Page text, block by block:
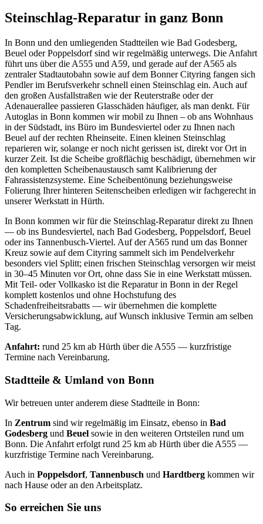
Steinschlag-Reparatur in ganz Bonn
In Bonn und den umliegenden Stadtteilen wie Bad Godesberg,
Beuel oder Poppelsdorf sind wir regelmäßig unterwegs. Die Anfahrt
führt uns über die A555 und A59, und gerade auf der A565 als
zentraler Stadtautobahn sowie auf dem Bonner Cityring fangen sich
Pendler im Berufsverkehr schnell einen Steinschlag ein. Auch auf
den großen Ausfallstraßen wie der Reuterstraße oder der
Adenauerallee passieren Glasschäden häufiger, als man denkt. Für
Autoglas in Bonn kommen wir mobil zu Ihnen – ob ans Wohnhaus
in der Südstadt, ins Büro im Bundesviertel oder zu Ihnen nach
Beuel auf der rechten Rheinseite. Einen kleinen Steinschlag
reparieren wir, solange er noch nicht gerissen ist, direkt vor Ort in
kurzer Zeit. Ist die Scheibe großflächig beschädigt, übernehmen wir
den kompletten Scheibenaustausch samt Kalibrierung der
Fahrassistenzsysteme. Eine Scheibentönung beziehungsweise
Folierung Ihrer hinteren Seitenscheiben erledigen wir fachgerecht in
unserer Werkstatt in Hürth.
In Bonn kommen wir für die Steinschlag-Reparatur direkt zu Ihnen
— ob ins Bundesviertel, nach Bad Godesberg, Poppelsdorf, Beuel
oder ins Tannenbusch-Viertel. Auf der A565 rund um das Bonner
Kreuz sowie auf dem Cityring sammelt sich im Pendelverkehr
besonders viel Splitt; einen frischen Steinschlag versorgen wir meist
in 30–45 Minuten vor Ort, ohne dass Sie in eine Werkstatt müssen.
Mit Teil- oder Vollkasko ist die Reparatur in Bonn in der Regel
komplett kostenlos und ohne Hochstufung des
Schadenfreiheitsrabatts — wir übernehmen die komplette
Versicherungsabwicklung, auf Wunsch inklusive Termin am selben
Tag.
Anfahrt: rund 25 km ab Hürth über die A555 — kurzfristige
Termine nach Vereinbarung.
Stadtteile & Umland von Bonn
Wir betreuen unter anderem diese Stadtteile in Bonn:
In Zentrum sind wir regelmäßig im Einsatz, ebenso in Bad
Godesberg und Beuel sowie in den weiteren Ortsteilen rund um
Bonn. Die Anfahrt erfolgt rund 25 km ab Hürth über die A555 —
kurzfristige Termine nach Vereinbarung.
Auch in Poppelsdorf, Tannenbusch und Hardtberg kommen wir
nach Hause oder an den Arbeitsplatz.
So erreichen Sie uns